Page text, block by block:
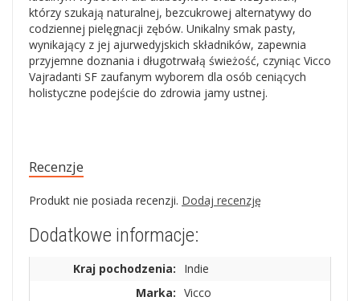
którzy szukają naturalnej, bezcukrowej alternatywy do
codziennej pielęgnacji zębów. Unikalny smak pasty,
wynikający z jej ajurwedyjskich składników, zapewnia
przyjemne doznania i długotrwałą świeżość, czyniąc Vicco
Vajradanti SF zaufanym wyborem dla osób ceniących
holistyczne podejście do zdrowia jamy ustnej.
Recenzje
Produkt nie posiada recenzji. Dodaj recenzję
Dodatkowe informacje:
Kraj pochodzenia:
Indie
Marka: Vicco